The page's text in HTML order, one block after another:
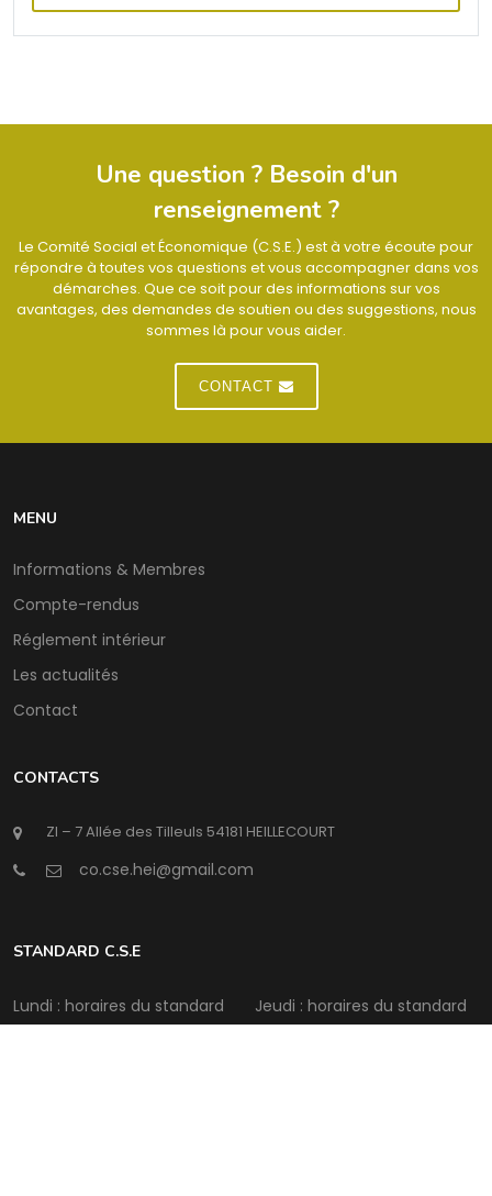
Une question ? Besoin d'un
renseignement ?
Le Comité Social et Économique (C.S.E.) est à votre écoute pour
répondre à toutes vos questions et vous accompagner dans vos
démarches. Que ce soit pour des informations sur vos
avantages, des demandes de soutien ou des suggestions, nous
sommes là pour vous aider.
CONTACT
MENU
Informations & Membres
Compte-rendus
Réglement intérieur
Les actualités
Contact
CONTACTS
ZI – 7 Allée des Tilleuls 54181 HEILLECOURT
@
STANDARD C.S.E
Lundi : horaires du standard
Jeudi : horaires du standard